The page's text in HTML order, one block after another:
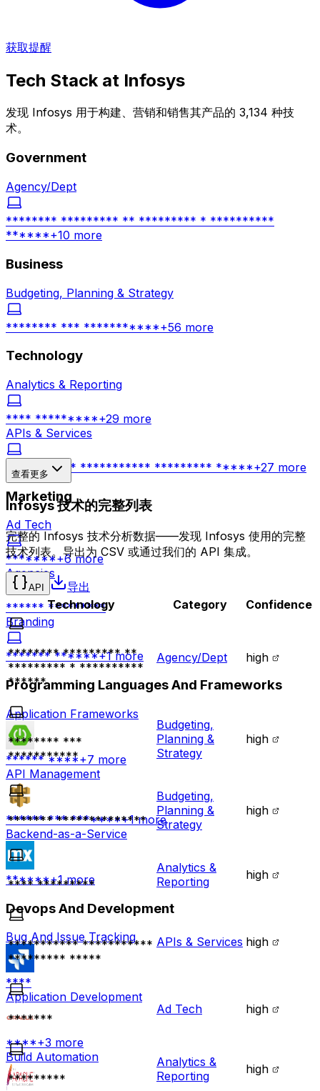
获取提醒
Tech Stack at Infosys
发现 Infosys 用于构建、营销和销售其产品的 3,134 种技
术。
Government
Agency/Dept
******** ********* ** ********* * **********
******+10 more
Business
Budgeting, Planning & Strategy
******** *** ***********+56 more
Technology
Analytics & Reporting
**** *********+29 more
APIs & Services
*********** *********** ********* *****+27 more
Marketing
Ad Tech
*******+6more
Agencies
****** *********
Branding
******* ******+1more
Programming Languages And Frameworks
Application Frameworks
****** ****+7 more
API Management
****** *** *******+1more
Backend-as-a-Service
******+1more
Devops And Development
Bug And Issue Tracking
****
Application Development
****+3 more
Build Automation
查看更多
Infosys 技术的完整列表
完整的 Infosys 技术分析数据——发现 Infosys 使用的完整
技术列表。导出为 CSV 或通过我们的 API 集成。
API
导出
Technology
Category Confidence
******** ********* **
********* * **********
******
Agency/Dept high
******** ***
***********
Budgeting,
Planning &
Strategy
high
******* **************
Budgeting,
Planning &
Strategy
high
**** *********
Analytics &
Reporting
high
*********** ***********
********* *****
APIs & Services high
*******
Ad Tech high
*********
Analytics &
Reporting
high